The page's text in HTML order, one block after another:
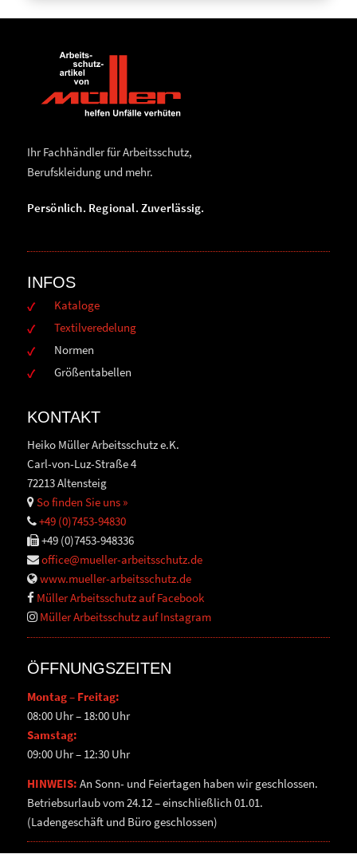
Ihr Fachhändler für Arbeitsschutz,
Berufskleidung und mehr.
Persönlich. Regional. Zuverlässig.
INFOS
Kataloge
Textilveredelung
Normen
Größentabellen
KONTAKT
Heiko Müller Arbeitsschutz e.K.
Carl-von-Luz-Straße 4
72213 Altensteig
So finden Sie uns »
+49 (0)7453-94830
+49 (0)7453-948336
office@mueller-arbeitsschutz.de
www.mueller-arbeitsschutz.de
Müller Arbeitsschutz auf Facebook
Müller Arbeitsschutz auf Instagram
ÖFFNUNGSZEITEN
Montag – Freitag:
08:00 Uhr – 18:00 Uhr
Samstag:
09:00 Uhr – 12:30 Uhr
HINWEIS: An Sonn- und Feiertagen haben wir geschlossen.
Betriebsurlaub vom 24.12 – einschließlich 01.01.
(Ladengeschäft und Büro geschlossen)